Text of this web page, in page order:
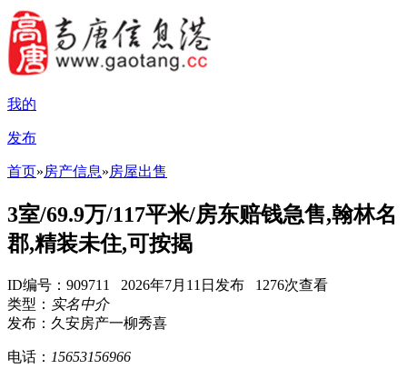
我的
发布
首页»房产信息»房屋出售
3室/69.9万/117平米/房东赔钱急售,翰林名
郡,精装未住,可按揭
ID编号：909711 2026年7月11日发布 1276次查看
类型： 实名中介
发布：久安房产一柳秀喜
电话： 15653156966